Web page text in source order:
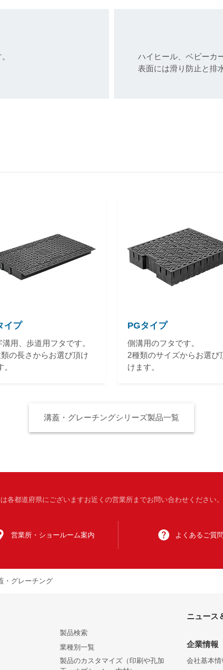
ハイヒール、ベビーカ
表面には滑り防止と排
イプ
溝用、歩道用フタです。
の長さからお選び頂け
。
PGタイプ
側溝用のフタです。
2種類のサイズからお選び
けます。
溝蓋・グレーチングシリーズ製品一覧
各都道府県にございますお近くの営業所までお問い合わせくださ
営業所・ ショールーム案内 よくあるご質
・グレーチング
製品検索
業種別一覧
製品のカスタマイズ（印刷や孔加
ニュース
企業情報
会社基本情